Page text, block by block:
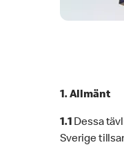
1. Allmänt
1.1 Dessa
Sverige